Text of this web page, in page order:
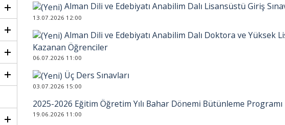
Alman Dili ve Edebiyatı Anabilim Dalı Lisansüstü Giriş
13.07.2026 12:00
Alman Dili ve Edebiyatı Anabilim Dalı Doktora ve Yüksek
Kazanan Öğrenciler
06.07.2026 11:00
Üç Ders Sınavları
03.07.2026 15:00
2025-2026 Eğitim Öğretim Yılı Bahar Dönemi Bütünleme Programı
19.06.2026 11:00